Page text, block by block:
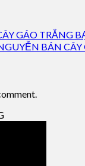
GÁO TRẮNG
BÁN CÂY